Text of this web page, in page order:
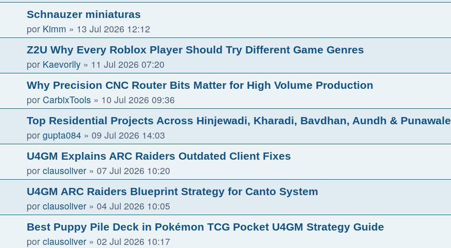
Schnauzer miniaturas
por Kimm » 13 Jul 2026 12:12
Z2U Why Every Roblox Player Should Try Different Game Genres
por Kaevorlly » 11 Jul 2026 07:20
Why Precision CNC Router Bits Matter for High Volume Production
por CarbixTools » 10 Jul 2026 09:36
Top Residential Projects Across Hinjewadi, Kharadi, Bavdhan, Aundh & Punawale
por gupta084 » 09 Jul 2026 14:03
U4GM Explains ARC Raiders Outdated Client Fixes
por clausoliver » 07 Jul 2026 10:20
U4GM ARC Raiders Blueprint Strategy for Canto System
por clausoliver » 04 Jul 2026 10:05
Best Puppy Pile Deck in Pokémon TCG Pocket U4GM Strategy Guide
por clausoliver » 02 Jul 2026 10:17